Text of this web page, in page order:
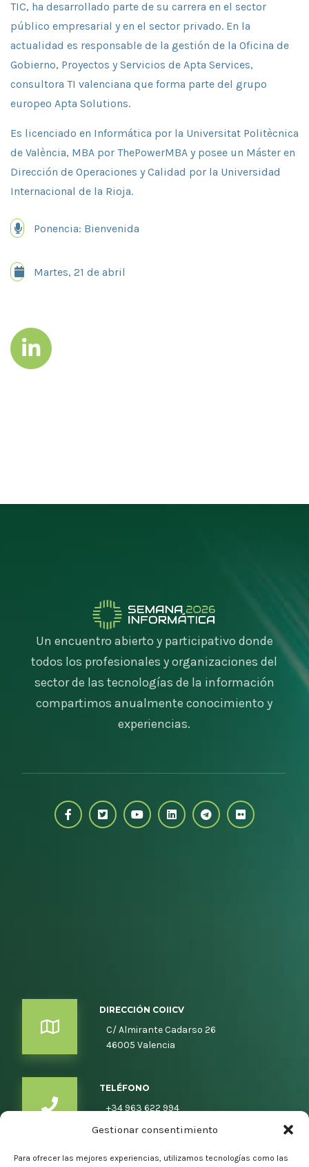
Gestionar consentimiento
Para ofrecer las mejores experiencias, utilizamos tecnologías como las
TIC, ha desarrollado parte de su carrera en el sector
público empresarial y en el sector privado. En la
actualidad es responsable de la gestión de la Oficina de
Gobierno, Proyectos y Servicios de Apta Services,
consultora TI valenciana que forma parte del grupo
europeo Apta Solutions.
Es licenciado en Informática por la Universitat Politècnica
de València, MBA por ThePowerMBA y posee un Máster en
Dirección de Operaciones y Calidad por la Universidad
Internacional de la Rioja.
Ponencia: Bienvenida
Martes, 21 de abril
Un encuentro abierto y participativo donde
todos los profesionales y organizaciones del
sector de las tecnologías de la información
compartimos anualmente conocimiento y
experiencias.
DIRECCIÓN COIICV
C/ Almirante Cadarso 26
46005 Valencia
TELÉFONO
+34 963 622 994
EMAIL